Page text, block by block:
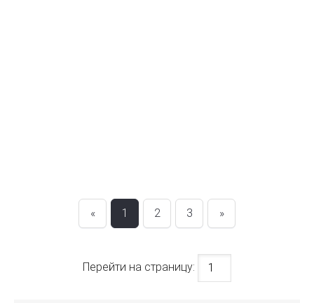
« 1 2 3 »
Перейти на страницу: